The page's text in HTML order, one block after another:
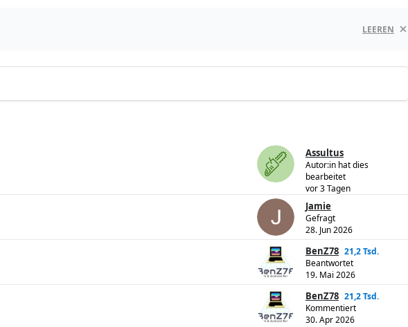
LEEREN
Assultus
Autor:in hat dies
bearbeitet
vor 3 Tagen
Jamie
Gefragt
28. Jun 2026
BenZ78 21,2 Tsd.
Beantwortet
19. Mai 2026
BenZ78 21,2 Tsd.
Kommentiert
30. Apr 2026